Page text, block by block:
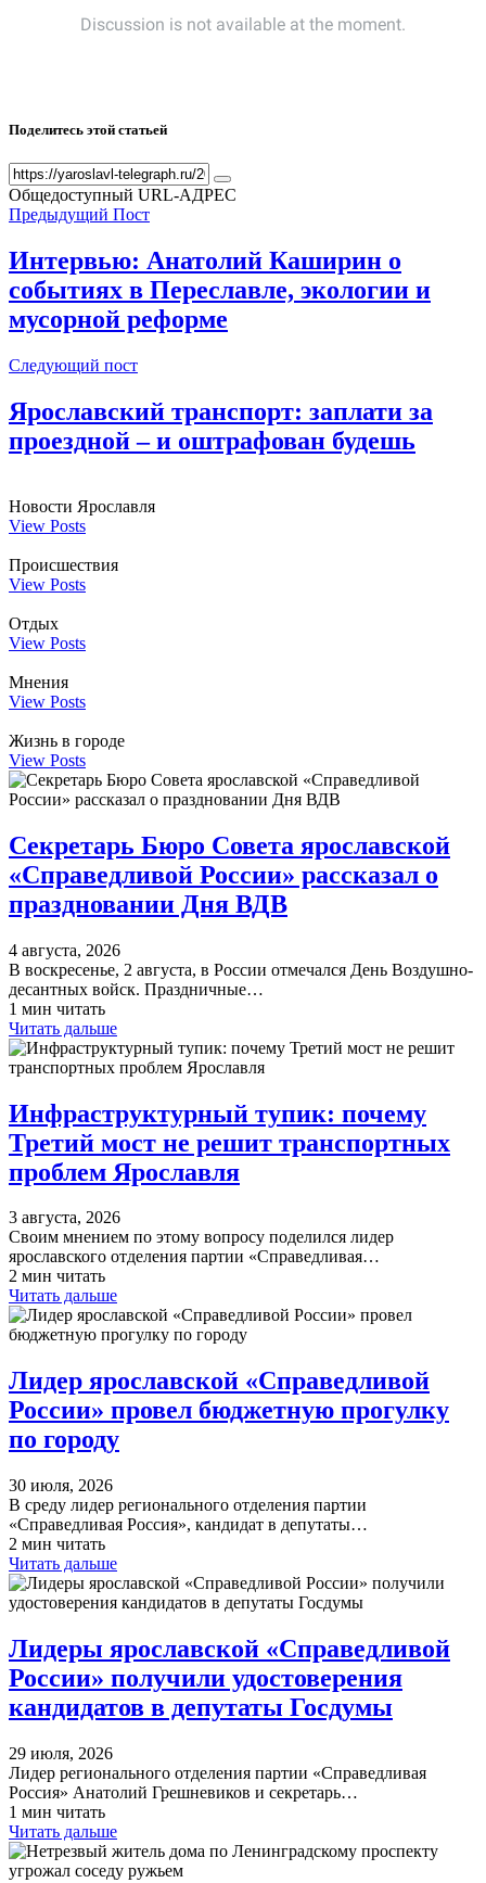
Поделитесь этой статьей
Общедоступный URL-АДРЕС
Предыдущий Пост
Интервью: Анатолий Каширин о
событиях в Переславле, экологии и
мусорной реформе
Следующий пост
Ярославский транспорт: заплати за
проездной – и оштрафован будешь
Новости Ярославля
View Posts
Происшествия
View Posts
Отдых
View Posts
Мнения
View Posts
Жизнь в городе
View Posts
Секретарь Бюро Совета ярославской
«Справедливой России» рассказал о
праздновании Дня ВДВ
4 августа, 2026
В воскресенье, 2 августа, в России отмечался День Воздушно-
десантных войск. Праздничные…
1 мин читать
Читать дальше
Инфраструктурный тупик: почему
Третий мост не решит транспортных
проблем Ярославля
3 августа, 2026
Своим мнением по этому вопросу поделился лидер
ярославского отделения партии «Справедливая…
2 мин читать
Читать дальше
Лидер ярославской «Справедливой
России» провел бюджетную прогулку
по городу
30 июля, 2026
В среду лидер регионального отделения партии
«Справедливая Россия», кандидат в депутаты…
2 мин читать
Читать дальше
Лидеры ярославской «Справедливой
России» получили удостоверения
кандидатов в депутаты Госдумы
29 июля, 2026
Лидер регионального отделения партии «Справедливая
Россия» Анатолий Грешневиков и секретарь…
1 мин читать
Читать дальше